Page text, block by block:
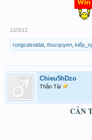
12/3/13
rungcatroidat thucquyen
Chieu5hDzo
Thần Tài
CẦN